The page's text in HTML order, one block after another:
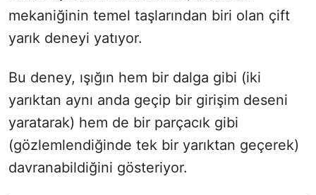
mekaniğinin temel taşlarından biri olan çift
yarık deneyi yatıyor.
Bu deney, ışığın hem bir dalga gibi (iki
yarıktan aynı anda geçip bir girişim deseni
yaratarak) hem de bir parçacık gibi
(gözlemlendiğinde tek bir yarıktan geçerek)
davranabildiğini gösteriyor.